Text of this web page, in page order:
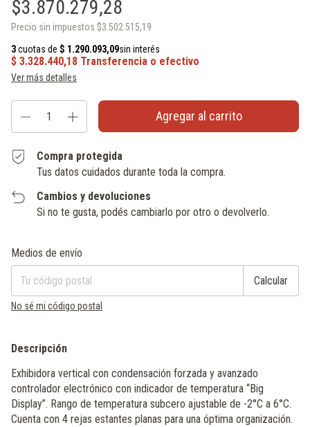
$3.870.279,28
Precio sin impuestos $3.502.515,19
Ver más detalles
Compra protegida
Tus datos cuidados durante toda la compra.
Cambios y devoluciones
Si no te gusta, podés cambiarlo por otro o devolverlo.
Entregas para el CP:
Medios de envío
Calcular
No sé mi código postal
Descripción
Exhibidora vertical con condensación forzada y avanzado
controlador electrónico con indicador de temperatura “Big
Display”. Rango de temperatura subcero ajustable de -2°C a 6°C.
Cuenta con 4 rejas estantes planas para una óptima organización.